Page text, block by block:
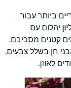
ביותר עבור
יהלום עם
קטנים מסביבם,
חן בשלל צבעים,
לאוזן.